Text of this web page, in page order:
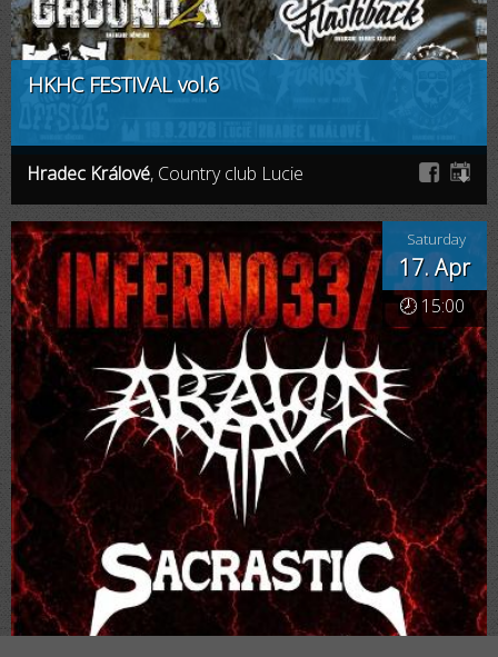
HKHC FESTIVAL vol.6
Hradec Králové, Country club Lucie
Saturday
17. Apr
🕗 15:00